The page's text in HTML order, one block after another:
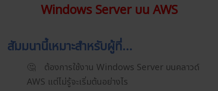
Windows Server บน AWS
สัมมนานี้เหมาะสำหรับผู้ที่…
🤔 ต้องการใช้งาน Windows Server บนคลาวด์
AWS แต่ไม่รู้จะเริ่มต้นอย่างไร